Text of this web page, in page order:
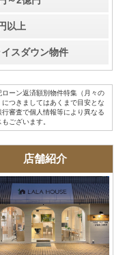
以上
スダウン物件
ーン返済額別物件特集（月々の
につきましてはあくまで目安とな
行審査で個人情報等により異なる
ございます。
店舗紹介